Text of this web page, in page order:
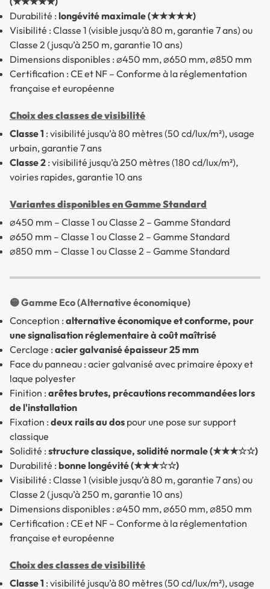
Durabilité : longévité maximale (★★★★★)
Visibilité : Classe 1 (visible jusqu’à 80 m, garantie 7 ans) ou
Classe 2 (jusqu’à 250 m, garantie 10 ans)
Dimensions disponibles : ⌀450 mm, ⌀650 mm, ⌀850 mm
Certification : CE et NF – Conforme à la réglementation
française et européenne
Choix des classes de visibilité
Classe 1 : visibilité jusqu’à 80 mètres (50 cd/lux/m²), usage
urbain, garantie 7 ans
Classe 2 : visibilité jusqu’à 250 mètres (180 cd/lux/m²),
voiries rapides, garantie 10 ans
Variantes disponibles en Gamme Standard
⌀450 mm – Classe 1 ou Classe 2 – Gamme Standard
⌀650 mm – Classe 1 ou Classe 2 – Gamme Standard
⌀850 mm – Classe 1 ou Classe 2 – Gamme Standard
🟡 Gamme Eco (Alternative économique)
Conception : alternative économique et conforme, pour
une signalisation réglementaire à coût maîtrisé
Cerclage : acier galvanisé épaisseur 25 mm
Face du panneau : acier galvanisé avec primaire époxy et
laque polyester
Finition : arêtes brutes, précautions recommandées lors
de l'installation
Fixation : deux rails au dos pour une pose sur support
classique
Solidité : structure classique, solidité normale (★★★☆☆)
Durabilité : bonne longévité (★★★☆☆)
Visibilité : Classe 1 (visible jusqu’à 80 m, garantie 7 ans) ou
Classe 2 (jusqu’à 250 m, garantie 10 ans)
Dimensions disponibles : ⌀450 mm, ⌀650 mm, ⌀850 mm
Certification : CE et NF – Conforme à la réglementation
française et européenne
Choix des classes de visibilité
Classe 1 : visibilité jusqu’à 80 mètres (50 cd/lux/m²), usage